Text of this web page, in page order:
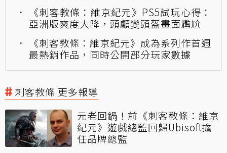
《刺客教條：維京紀元》PS5試玩心得：
亞洲版爽度大降，頭顱變頭盔畫面尷尬
《刺客教條：維京紀元》成為系列作首週
最熱銷作品，同時公開部分玩家數據
刺客教條 更多報導
元老回鍋！前《刺客教條：維京
紀元》遊戲總監回歸Ubisoft擔
任品牌總監